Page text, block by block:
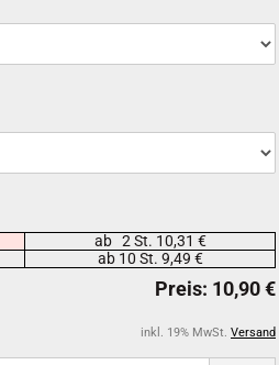
ab 2 St. 10,31 €
ab 10 St. 9,49 €
inkl. 19% MwSt. Versand